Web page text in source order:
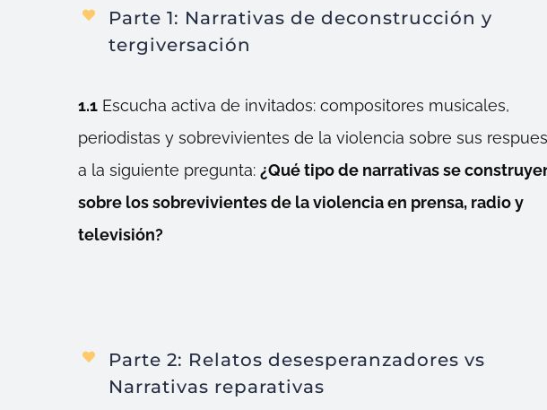
Parte 1: Narrativas de deconstrucción y
tergiversación
1.1Escucha activa de invitados: compositores musicales,
periodistas y sobrevivientes de la violencia sobre sus
a la siguiente pregunta: ¿Qué tipo de narrativas se
sobre los sobrevivientes de la violencia en prensa, radio y
televisión?
Parte 2: Relatos desesperanzadores vs
Narrativas reparativas